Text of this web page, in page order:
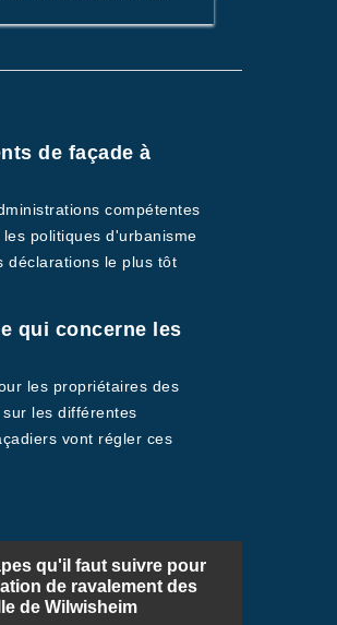
de façade à
compétentes
politiques d'urbanisme
déclarations le plus tôt
qui concerne les
les propriétaires des
les différentes
vont régler ces
qu'il faut suivre pour
de ravalement des
de Wilwisheim